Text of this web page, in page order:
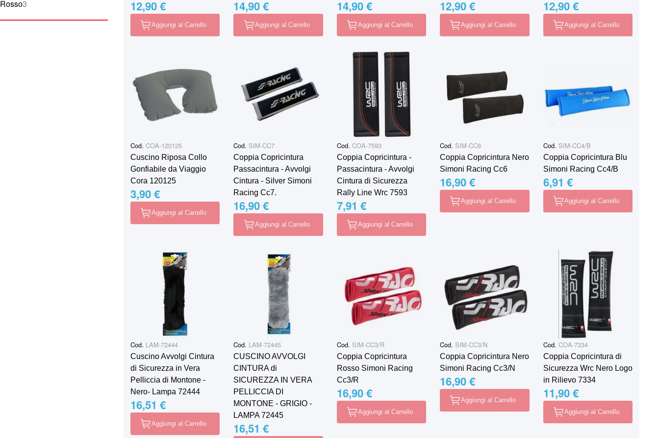
Rosso3
elementi 12,90 €
Aggiungi al Carrello
14,90 €
Aggiungi al Carrello
14,90 €
Aggiungi al Carrello
12,90 €
Aggiungi al Carrello
12,90 €
Aggiungi al Carrello
Cod. COA-120125
Cuscino Riposa Collo
Gonfiabile da Viaggio
Cora 120125
3,90 €
Aggiungi al Carrello
Cod. SIM-CC7
Coppia Copricintura
Passacintura - Avvolgi
Cintura - Silver Simoni
Racing Cc7.
16,90 €
Aggiungi al Carrello
Cod. COA-7593
Coppia Copricintura -
Passacintura - Avvolgi
Cintura di Sicurezza
Rally Line Wrc 7593
7,91 €
Aggiungi al Carrello
Cod. SIM-CC6
Coppia Copricintura Nero
Simoni Racing Cc6
16,90 €
Aggiungi al Carrello
Cod. SIM-CC4/B
Coppia Copricintura Blu
Simoni Racing Cc4/B
6,91 €
Aggiungi al Carrello
Cod. LAM-72444
Cuscino Avvolgi Cintura
di Sicurezza in Vera
Pelliccia di Montone -
Nero- Lampa 72444
16,51 €
Aggiungi al Carrello
Cod. LAM-72445
CUSCINO AVVOLGI
CINTURA di
SICUREZZA IN VERA
PELLICCIA DI
MONTONE - GRIGIO -
LAMPA 72445
16,51 €
Cod. SIM-CC3/R
Coppia Copricintura
Rosso Simoni Racing
Cc3/R
16,90 €
Aggiungi al Carrello
Cod. SIM-CC3/N
Coppia Copricintura Nero
Simoni Racing Cc3/N
16,90 €
Aggiungi al Carrello
Cod. COA-7334
Coppia Copricintura di
Sicurezza Wrc Nero Logo
in Rilievo 7334
11,90 €
Aggiungi al Carrello